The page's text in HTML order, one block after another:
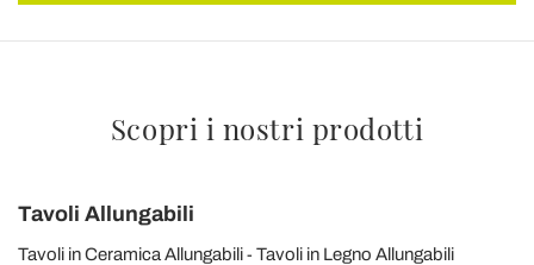
Scopri i nostri prodotti
Tavoli Allungabili
Tavoli in Ceramica Allungabili
Tavoli in Legno Allungabili